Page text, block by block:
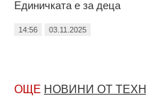
Единичката е за деца
14:56 03.11.2025
ОЩЕ НОВИНИ ОТ